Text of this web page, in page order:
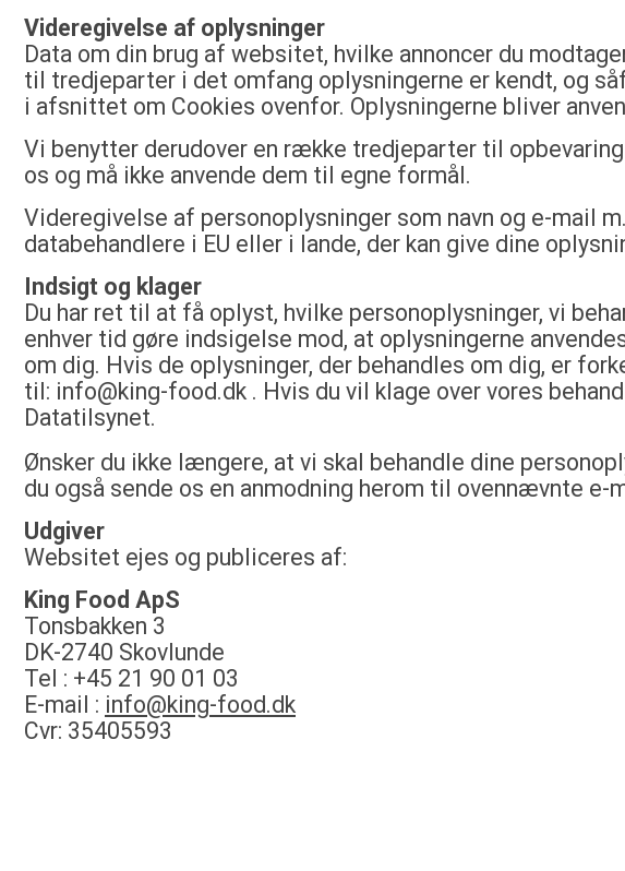
Videregivelse af oplysninger
Data om din brug af websitet, hvilke annoncer du
til tredjeparter i det omfang oplysningerne er kendt, og
i afsnittet om Cookies ovenfor. Oplysningerne bliver
Vi benytter derudover en række tredjeparter til
os og må ikke anvende dem til egne formål.
Videregivelse af personoplysninger som navn og e-mail
databehandlere i EU eller i lande, der kan give dine
Indsigt og klager
Du har ret til at få oplyst, hvilke personoplysninger, vi
enhver tid gøre indsigelse mod, at oplysningerne
om dig. Hvis de oplysninger, der behandles om dig, er
til: info@king-food.dk . Hvis du vil klage over vores
Datatilsynet.
Ønsker du ikke længere, at vi skal behandle dine
du også sende os en anmodning herom til ovennævnte e-
Udgiver
Websitet ejes og publiceres af:
King Food ApS
Tonsbakken 3
DK-2740 Skovlunde
Tel : +45 21 90 01 03
E-mail : info@king-food.dk
Cvr: 35405593